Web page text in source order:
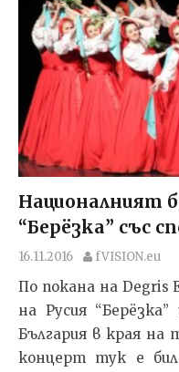
Националният
“Берёзка” със
16.11.2016 fVISION.eu
По покана на Degris
на Русия
България в края на
концерт тук е бил